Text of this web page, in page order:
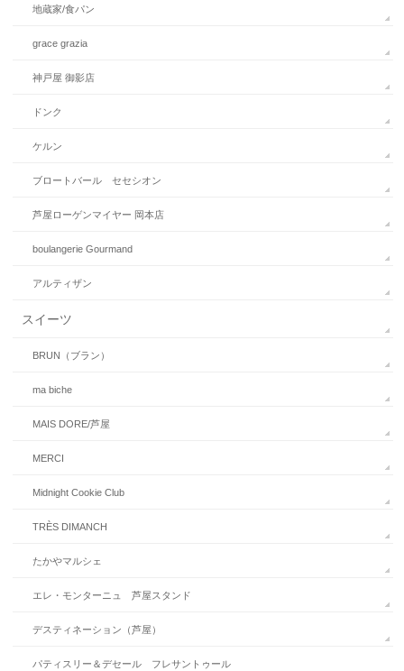
地蔵家/食パン
grace grazia
神戸屋 御影店
ドンク
ケルン
ブロートバール セセシオン
芦屋ローゲンマイヤー 岡本店
boulangerie Gourmand
アルティザン
スイーツ
BRUN（ブラン）
ma biche
MAIS DORE/芦屋
MERCI
Midnight Cookie Club
TRÈS DIMANCH
たかやマルシェ
エレ・モンターニュ 芦屋スタンド
デスティネーション（芦屋）
パティスリー＆デセール フレサントゥール